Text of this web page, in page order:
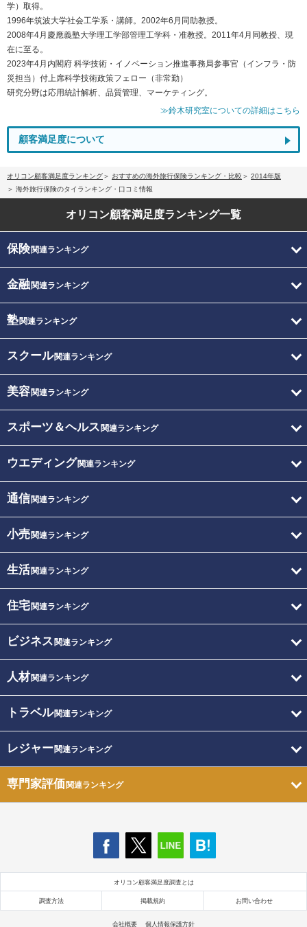
学）取得。
1996年筑波大学社会工学系・講師。2002年6月同助教授。
2008年4月慶應義塾大学理工学部管理工学科・准教授。2011年4月同教授、現
在に至る。
2023年4月内閣府 科学技術・イノベーション推進事務局参事官（インフラ・防
災担当）付上席科学技術政策フェロー（非常勤）
研究分野は応用統計解析、品質管理、マーケティング。
≫鈴木研究室についての詳細はこちら
顧客満足度について
オリコン顧客満足度ランキング おすすめの海外旅行保険ランキング・比較
2014年版
海外旅行保険のタイランキング・口コミ情報
オリコン顧客満足度ランキング一覧
保険関連ランキング
金融関連ランキング
塾関連ランキング
スクール関連ランキング
美容関連ランキング
スポーツ＆ヘルス 関連ランキング
ウエディング関連ランキング
通信関連ランキング
小売関連ランキング
生活関連ランキング
住宅関連ランキング
ビジネス 関連ランキング
人材関連ランキング
トラベル関連ランキング
レジャー関連ランキング
専門家評価関連ランキング
オリコン顧客満足度調査とは
調査方法 掲載規約 お問い合わせ
会社概要 個人情報保護方針